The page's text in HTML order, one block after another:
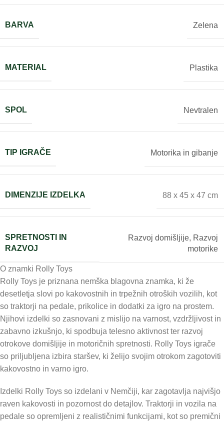
BARVA Zelena
MATERIAL Plastika
SPOL Nevtralen
TIP IGRAČE Motorika in gibanje
DIMENZIJE IZDELKA 88 x 45 x 47 cm
SPRETNOSTI IN
RAZVOJ
Razvoj domišljije, Razvoj
motorike
O znamki Rolly Toys
Rolly Toys je priznana nemška blagovna znamka, ki že
desetletja slovi po kakovostnih in trpežnih otroških vozilih, kot
so traktorji na pedale, prikolice in dodatki za igro na prostem.
Njihovi izdelki so zasnovani z mislijo na varnost, vzdržljivost in
zabavno izkušnjo, ki spodbuja telesno aktivnost ter razvoj
otrokove domišljije in motoričnih spretnosti. Rolly Toys igrače
so priljubljena izbira staršev, ki želijo svojim otrokom zagotoviti
kakovostno in varno igro.
Izdelki Rolly Toys so izdelani v Nemčiji, kar zagotavlja najvišjo
raven kakovosti in pozornost do detajlov. Traktorji in vozila na
pedale so opremljeni z realističnimi funkcijami, kot so premični